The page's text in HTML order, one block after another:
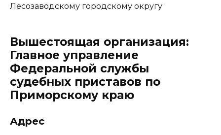
Вышестоящая организация:
Главное управление
Федеральной службы
судебных приставов по
Приморскому краю
Адрес